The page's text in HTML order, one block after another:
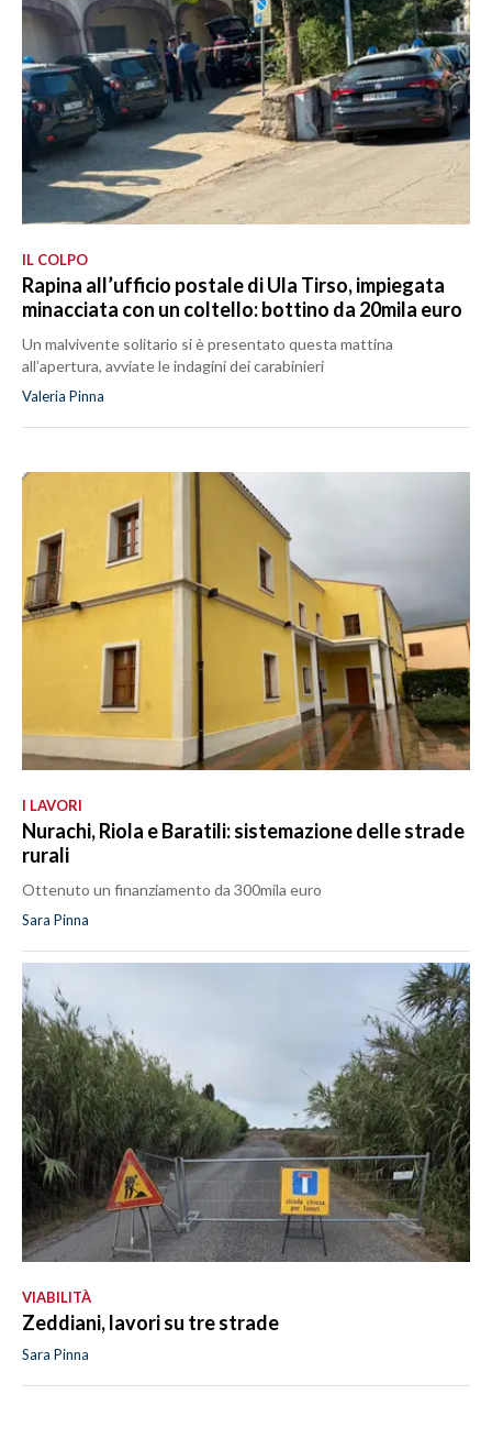
IL COLPO
Rapina all’ufficio postale di Ula Tirso, impiegata
minacciata con un coltello: bottino da 20mila euro
Un malvivente solitario si è presentato questa mattina
all’apertura, avviate le indagini dei carabinieri
Valeria Pinna
I LAVORI
Nurachi, Riola e Baratili: sistemazione delle strade
rurali
Ottenuto un finanziamento da 300mila euro
Sara Pinna
VIABILITÀ
Zeddiani, lavori su tre strade
Sara Pinna